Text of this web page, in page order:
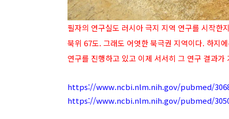
필자의 연구실도 러시아 극지 지역 연구를 시작한
북위 67도. 그래도 어엿한 북극권 지역이다. 하지
연구를 진행하고 있고 이제 서서히 그 연구 결과가
https://www.ncbi.nlm.nih.gov/pubmed/
https://www.ncbi.nlm.nih.gov/pubmed/